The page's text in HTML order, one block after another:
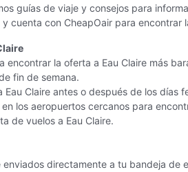
guías de viaje y consejos para
cuenta con CheapOair para
encontrar la oferta a Eau Claire más
fin de semana.
Claire antes o después de los días
los aeropuertos cercanos para
de vuelos a Eau Claire.
directamente a tu bandeja